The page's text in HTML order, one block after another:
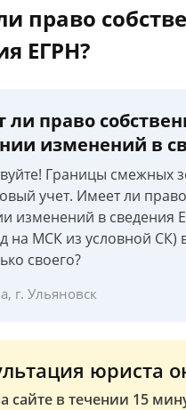
право
ЕГРН?
ли право
изменений в
Границы смежных
учет. Имеет ли
изменений в сведения
на МСК из условной СК)
своего?
г. Ульяновск
юриста
сайте в течении 15